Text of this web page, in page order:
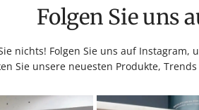
Folgen Sie uns
nichts! Folgen Sie uns auf
Sie unsere neuesten Produkte,